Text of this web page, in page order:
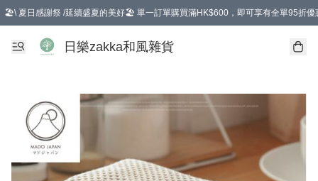
🏖️\ 夏日感謝祭 /延續盛夏的美好🏖️ 單一訂單購買滿HK$600，即可享有全單95折優
選擇GoGoX住宅/工商地址配送，單一訂單消費購物滿HK$680(折扣後），可享有
日樂zakka和風雜貨